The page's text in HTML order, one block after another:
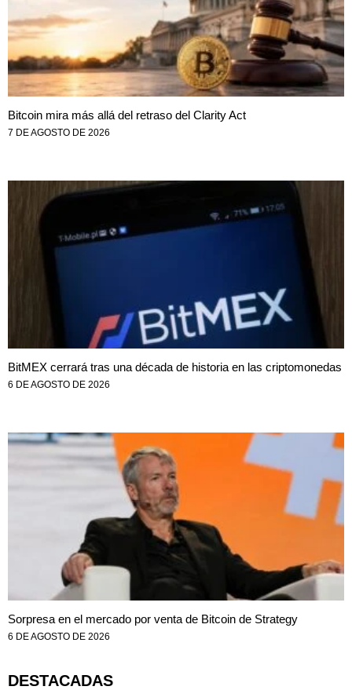
Bitcoin mira más allá del retraso del Clarity Act
7 DE AGOSTO DE 2026
BitMEX cerrará tras una década de historia en las criptomonedas
6 DE AGOSTO DE 2026
Sorpresa en el mercado por venta de Bitcoin de Strategy
6 DE AGOSTO DE 2026
DESTACADAS